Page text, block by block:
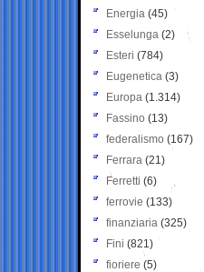
Energia (45)
Esselunga (2)
Esteri (784)
Eugenetica (3)
Europa (1.314)
Fassino (13)
federalismo (167)
Ferrara (21)
Ferretti (6)
ferrovie (133)
finanziaria (325)
Fini (821)
fioriere (5)